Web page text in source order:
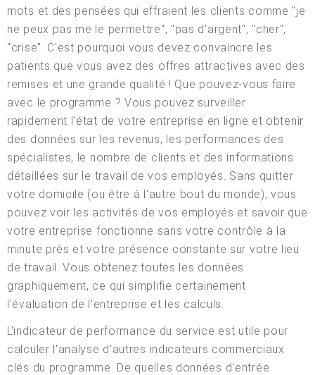
mots et des pensées qui effraient les clients comme "je
ne peux pas me le permettre", "pas d'argent", "cher",
"crise". C'est pourquoi vous devez convaincre les
patients que vous avez des offres attractives avec des
remises et une grande qualité ! Que pouvez-vous faire
avec le programme ? Vous pouvez surveiller
rapidement l'état de votre entreprise en ligne et obtenir
des données sur les revenus, les performances des
spécialistes, le nombre de clients et des informations
détaillées sur le travail de vos employés. Sans quitter
votre domicile (ou être à l'autre bout du monde), vous
pouvez voir les activités de vos employés et savoir que
votre entreprise fonctionne sans votre contrôle à la
minute près et votre présence constante sur votre lieu
de travail. Vous obtenez toutes les données
graphiquement, ce qui simplifie certainement
l'évaluation de l'entreprise et les calculs.
L'indicateur de performance du service est utile pour
calculer l'analyse d'autres indicateurs commerciaux
clés du programme. De quelles données d'entrée